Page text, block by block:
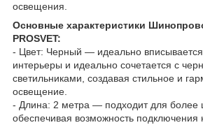
освещения.
Основные характеристики
PROSVET:
- Цвет: Черный — идеально
интерьеры и идеально сочетается с
светильниками, создавая стильное и
освещение.
- Длина: 2 метра — подходит для
обеспечивая возможность подключения